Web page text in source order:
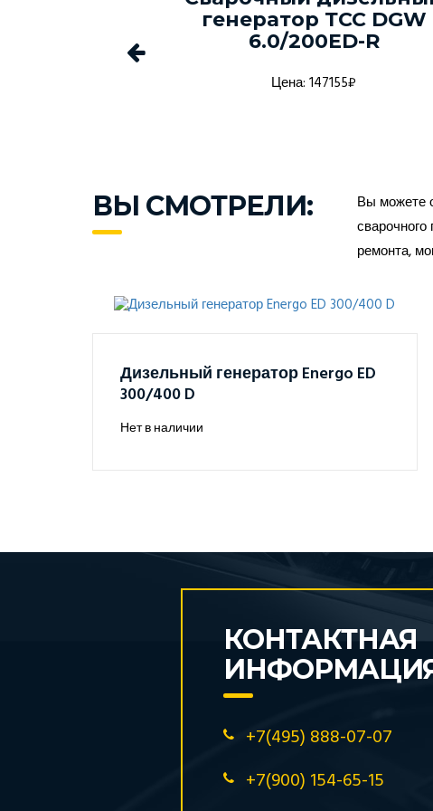
генератор ТСС DGW
6.0/200ED-R
Цена: 147155₽
ВЫ СМОТРЕЛИ:
Вы можете
сварочного
ремонта,
Дизельный генератор Energo ED
300/400 D
Нет в наличии
КОНТАКТНАЯ
+7(495) 888-07-07
+7(900) 154-65-15